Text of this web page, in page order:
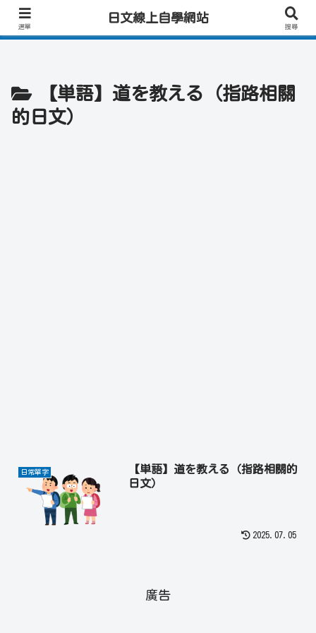
日文學習首選｜快速學會實用日文｜專業日籍老師一對一線上教學｜高效會話練
【単語】道を教える（指路相關
的日文）
日常單字
【単語】道を教える（指路相關的
日文）
2025.07.05
廣告
選單
日文線上自學網站
搜尋